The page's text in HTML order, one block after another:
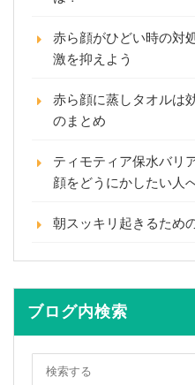
赤ら顔がひどい時の対
激を抑えよう
赤ら顔に蒸しタオルは
のまとめ
ティモティア保水バリ
顔をどうにかしたい人
朝スッキリ起きるため
ブログ内検索